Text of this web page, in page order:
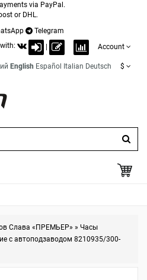
via PayPal.
or DHL.
Telegram
Account
English Español Italian Deutsch $
Слава «ПРЕМЬЕР» » Часы
с автоподзаводом 8210935/300-